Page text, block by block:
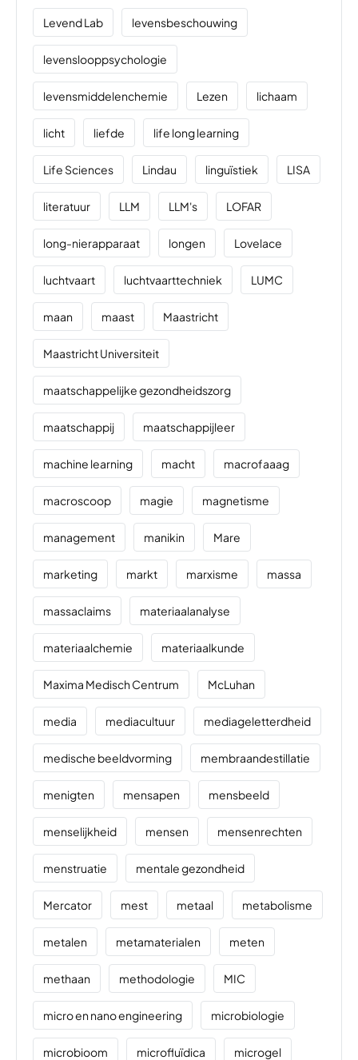
Levend Lab levensbeschouwing
levenslooppsychologie
levensmiddelenchemie Lezen lichaam
licht liefde life long learning
Life Sciences Lindau linguïstiek LISA
literatuur LLM LLM's LOFAR
long-nierapparaat longen Lovelace
luchtvaart luchtvaarttechniek LUMC
maan maast Maastricht
Maastricht Universiteit
maatschappelijke gezondheidszorg
maatschappij maatschappijleer
machine learning macht macrofaaag
macroscoop magie magnetisme
management manikin Mare
marketing markt marxisme massa
massaclaims materiaalanalyse
materiaalchemie materiaalkunde
Maxima Medisch Centrum McLuhan
media mediacultuur mediageletterdheid
medische beeldvorming membraandestillatie
menigten mensapen mensbeeld
menselijkheid mensen mensenrechten
menstruatie mentale gezondheid
Mercator mest metaal metabolisme
metalen metamaterialen meten
methaan methodologie MIC
micro en nano engineering microbiologie
microbioom microfluïdica microgel